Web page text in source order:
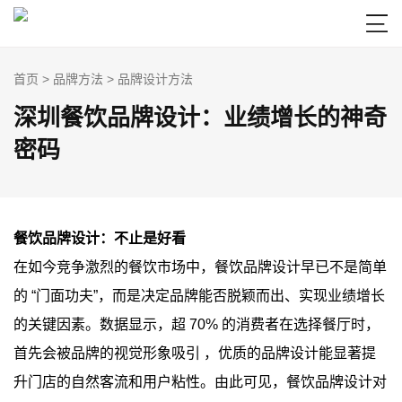

首页 > 品牌方法 > 品牌设计方法
深圳餐饮品牌设计：业绩增长的神奇
密码
餐饮品牌设计：不止是好看
在如今竞争激烈的餐饮市场中，餐饮品牌设计早已不是简单
的 “门面功夫”，而是决定品牌能否脱颖而出、实现业绩增长
的关键因素。数据显示，超 70% 的消费者在选择餐厅时，
首先会被品牌的视觉形象吸引 ，优质的品牌设计能显著提
升门店的自然客流和用户粘性。由此可见，餐饮品牌设计对